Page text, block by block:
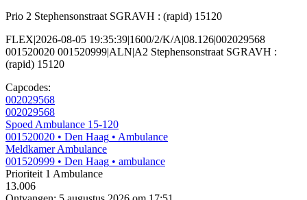
Prio 2 Stephensonstraat SGRAVH : (rapid) 15120
FLEX|2026-08-05 19:35:39|1600/2/K/A|08.126|002029568
001520020 001520999|ALN|A2 Stephensonstraat SGRAVH :
(rapid) 15120
Capcodes:
002029568
002029568
Spoed Ambulance 15-120
001520020 • Den Haag • Ambulance
Meldkamer Ambulance
001520999 • Den Haag • ambulance
Prioriteit 1 Ambulance
13.006